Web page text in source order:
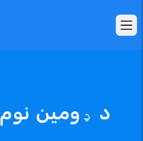
.TOP د ډومین نوم